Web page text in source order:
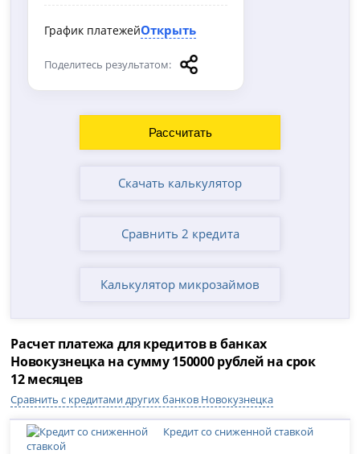
График платежейОткрыть
Поделитесь результатом:
Скачать калькулятор
Сравнить 2 кредита
Калькулятор микрозаймов
Расчет платежа для кредитов в банках
Новокузнецка на сумму 150000 рублей на срок
12 месяцев
Сравнить с кредитами других банков Новокузнецка
Кредит со сниженной ставкой